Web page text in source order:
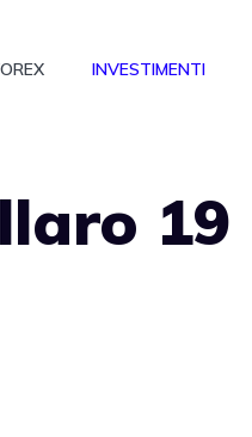
INVESTIMENTI
19